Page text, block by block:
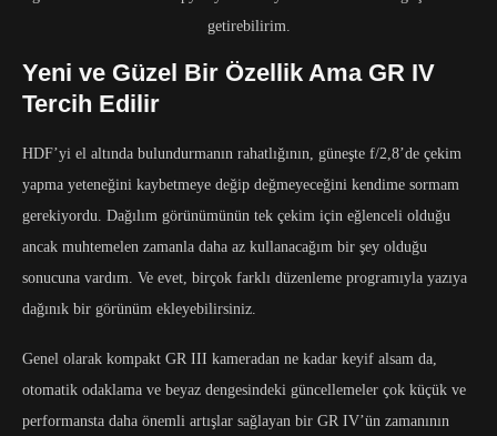
getirebilirim.
Yeni ve Güzel Bir Özellik Ama GR IV
Tercih Edilir
HDF’yi el altında bulundurmanın rahatlığının, güneşte f/2,8’de çekim
yapma yeteneğini kaybetmeye değip değmeyeceğini kendime sormam
gerekiyordu. Dağılım görünümünün tek çekim için eğlenceli olduğu
ancak muhtemelen zamanla daha az kullanacağım bir şey olduğu
sonucuna vardım. Ve evet, birçok farklı düzenleme programıyla yazıya
dağınık bir görünüm ekleyebilirsiniz.
Genel olarak kompakt GR III kameradan ne kadar keyif alsam da,
otomatik odaklama ve beyaz dengesindeki güncellemeler çok küçük ve
performansta daha önemli artışlar sağlayan bir GR IV’ün zamanının